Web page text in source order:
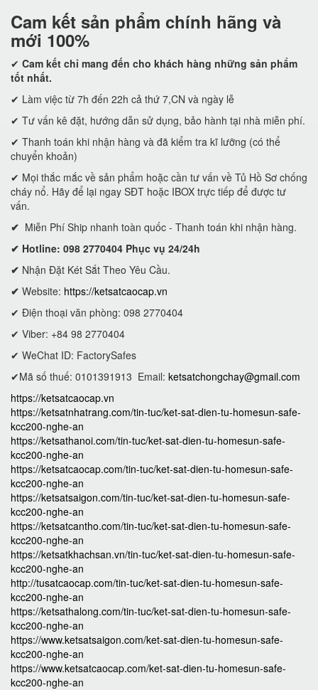
Cam kết sản phẩm chính hãng và
mới 100%
✔ Cam kết chỉ mang đến cho khách hàng những sản phẩm
tốt nhất.
✔ Làm việc từ 7h đến 22h cả thứ 7,CN và ngày lễ
✔ Tư vấn kê đặt, hướng dẫn sử dụng, bảo hành tại nhà miễn phí.
✔ Thanh toán khi nhận hàng và đã kiểm tra kĩ lưỡng (có thể
chuyển khoản)
✔ Mọi thắc mắc về sản phẩm hoặc cần tư vấn về Tủ Hồ Sơ chống
cháy nổ. Hãy để lại ngay SĐT hoặc IBOX trực tiếp để được tư
vấn.
✔ Miễn Phí Ship nhanh toàn quốc - Thanh toán khi nhận hàng.
✔ Hotline: 098 2770404 Phục vụ 24/24h
✔ Nhận Đặt Két Sắt Theo Yêu Cầu.
✔ Website: https://ketsatcaocap.vn
✔ Điện thoại văn phòng: 098 2770404
✔ Viber: +84 98 2770404
✔ WeChat ID: FactorySafes
✔Mã số thuế: 0101391913 Email: ketsatchongchay@gmail.com
https://ketsatcaocap.vn
https://ketsatnhatrang.com/tin-tuc/ket-sat-dien-tu-homesun-safe-
kcc200-nghe-an
https://ketsathanoi.com/tin-tuc/ket-sat-dien-tu-homesun-safe-
kcc200-nghe-an
https://ketsatcaocap.com/tin-tuc/ket-sat-dien-tu-homesun-safe-
kcc200-nghe-an
https://ketsatsaigon.com/tin-tuc/ket-sat-dien-tu-homesun-safe-
kcc200-nghe-an
https://ketsatcantho.com/tin-tuc/ket-sat-dien-tu-homesun-safe-
kcc200-nghe-an
https://ketsatkhachsan.vn/tin-tuc/ket-sat-dien-tu-homesun-safe-
kcc200-nghe-an
http://tusatcaocap.com/tin-tuc/ket-sat-dien-tu-homesun-safe-
kcc200-nghe-an
https://ketsathalong.com/tin-tuc/ket-sat-dien-tu-homesun-safe-
kcc200-nghe-an
https://www.ketsatsaigon.com/ket-sat-dien-tu-homesun-safe-
kcc200-nghe-an
https://www.ketsatcaocap.com/ket-sat-dien-tu-homesun-safe-
kcc200-nghe-an